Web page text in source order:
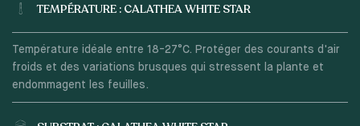
TEMPÉRATURE : CALATHEA WHITE STAR
Température idéale entre 18-27°C. Protéger des courants d'air
froids et des variations brusques qui stressent la plante et
endommagent les feuilles.